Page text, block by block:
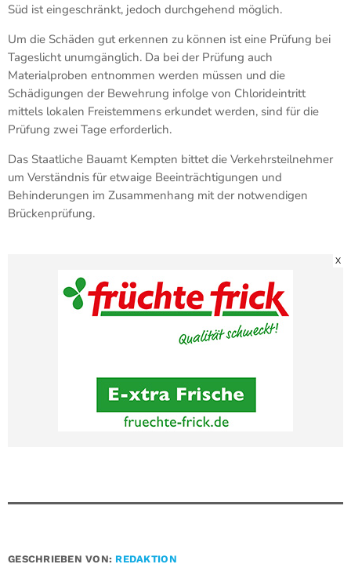
Süd ist eingeschränkt, jedoch durchgehend möglich.
Um die Schäden gut erkennen zu können ist eine Prüfung bei
Tageslicht unumgänglich. Da bei der Prüfung auch
Materialproben entnommen werden müssen und die
Schädigungen der Bewehrung infolge von Chlorideintritt
mittels lokalen Freistemmens erkundet werden, sind für die
Prüfung zwei Tage erforderlich.
Das Staatliche Bauamt Kempten bittet die Verkehrsteilnehmer
um Verständnis für etwaige Beeinträchtigungen und
Behinderungen im Zusammenhang mit der notwendigen
Brückenprüfung.
X
GESCHRIEBEN VON: REDAKTION